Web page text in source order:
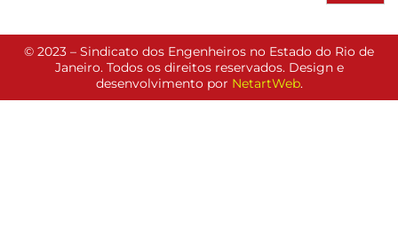
© 2023 – Sindicato dos Engenheiros no Estado do Rio de
Janeiro. Todos os direitos reservados. Design e
desenvolvimento por NetartWeb.